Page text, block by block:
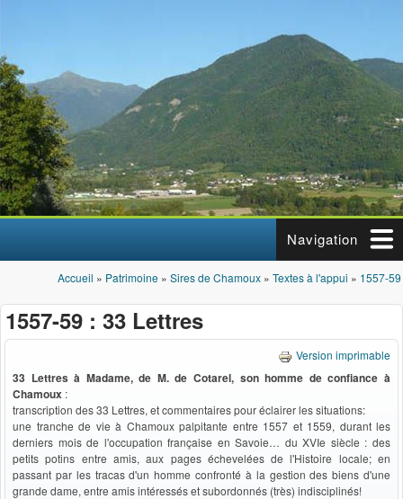
Navigation
Vous êtes ici
Accueil » Patrimoine » Sires de Chamoux » Textes à l'appui » 1557-
1557-59 : 33 Lettres
Version imprimable
33 Lettres à Madame, de M. de Cotarel, son homme de confiance à
Chamoux :
transcription des 33 Lettres, et commentaires pour éclairer les situations:
une tranche de vie à Chamoux palpitante entre 1557 et 1559, durant les
derniers mois de l'occupation française en Savoie… du XVIe siècle : des
petits potins entre amis, aux pages échevelées de l'Histoire locale; en
passant par les tracas d'un homme confronté à la gestion des biens d'une
grande dame, entre amis intéressés et subordonnés (très) indisciplinés!